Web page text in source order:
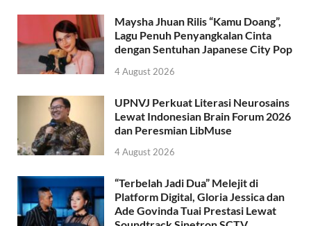
Maysha Jhuan Rilis “Kamu Doang”,
Lagu Penuh Penyangkalan Cinta
dengan Sentuhan Japanese City Pop
4 August 2026
UPNVJ Perkuat Literasi Neurosains
Lewat Indonesian Brain Forum 2026
dan Peresmian LibMuse
4 August 2026
“Terbelah Jadi Dua” Melejit di
Platform Digital, Gloria Jessica dan
Ade Govinda Tuai Prestasi Lewat